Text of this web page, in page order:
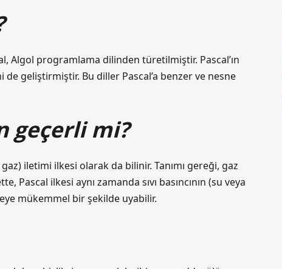
Algol programlama dilinden türetilmiştir. Pascal’ın
geliştirmiştir. Bu diller Pascal’a benzer ve nesne
geçerli mi?
gaz) iletimi ilkesi olarak da bilinir. Tanımı gereği, gaz
ilkesi aynı zamanda sıvı basıncının (su veya
mükemmel bir şekilde uyabilir.